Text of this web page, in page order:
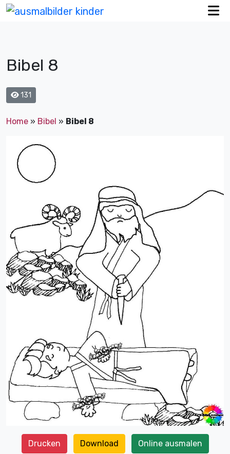
Bibel 8
131
Home » Bibel » Bibel 8
Drucken Download Online ausmalen